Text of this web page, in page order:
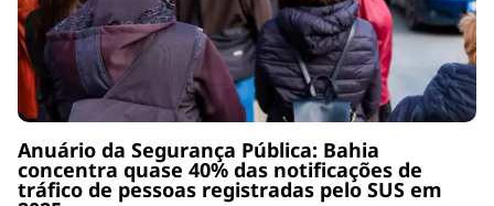
Anuário da Segurança Pública: Bahia
concentra quase 40% das notificações de
tráfico de pessoas registradas pelo SUS em